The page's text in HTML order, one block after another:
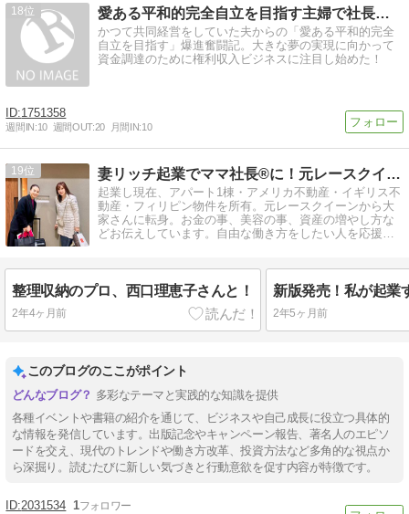
18 愛ある平和的完全自立を目指す主婦で社長の奮闘記
かつて共同経営をしていた夫からの「愛ある平和的完全
自立を目指す」爆進奮闘記。大きな夢の実現に向かって
資金調達のために権利収入ビジネスに注目し始めた！
1751358
週間IN:10 週間OUT:20 月間IN:10
19 妻リッチ起業でママ社長®に！元レースクイーン大家になりました
起業し現在、アパート1棟・アメリカ不動産・イギリス不
動産・フィリピン物件を所有。元レースクイーンから大
家さんに転身。お金の事、美容の事、資産の増やし方な
どお伝えしています。自由な働き方をしたい人を応援す
整理収納のプロ、西口理恵子さんと！
2年4ヶ月前 2年5ヶ月前
このブログのここがポイント
多彩なテーマと実践的な知識を提供
各種イベントや書籍の紹介を通じて、ビジネスや自己成長に役立つ具体的
な情報を発信しています。出版記念やキャンペーン報告、著名人のエピソ
ードを交え、現代のトレンドや働き方改革、投資方法など多角的な視点か
ら深掘り。読むたびに新しい気づきと行動意欲を促す内容が特徴です。
2031534 1